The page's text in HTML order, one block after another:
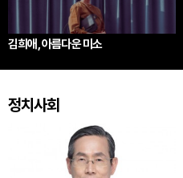
김희애, 아름다운 미소
정치사회